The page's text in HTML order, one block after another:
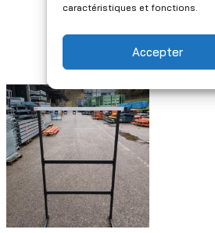
caractéristiques et fonctions.
Accepter